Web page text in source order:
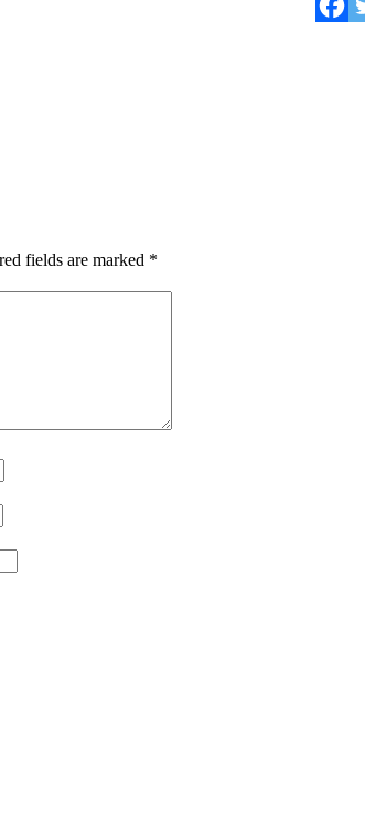
fields are marked *